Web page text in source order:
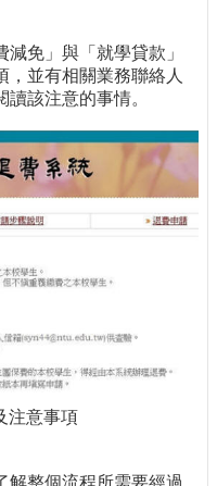
減免」與「就學貸款」
，並有相關業務聯絡人
該注意的事情。
注意事項
解整個流程所需要經過